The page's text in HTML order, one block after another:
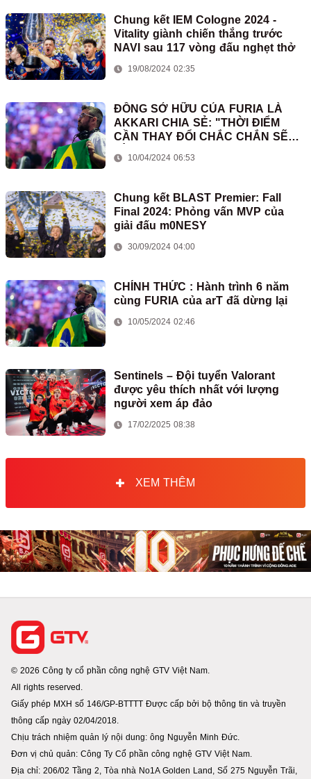
Chung kết IEM Cologne 2024 -
Vitality giành chiến thắng trước
NAVI sau 117 vòng đấu nghẹt thở
19/08/2024 02:35
ĐỒNG SỞ HỮU CỦA FURIA LÀ
AKKARI CHIA SẺ: "THỜI ĐIỂM
CẦN THAY ĐỔI CHẮC CHẮN SẼ
10/04/2024 06:53
Chung kết BLAST Premier: Fall
Final 2024: Phỏng vấn MVP của
giải đấu m0NESY
30/09/2024 04:00
CHÍNH THỨC : Hành trình 6 năm
cùng FURIA của arT đã dừng lại
10/05/2024 02:46
Sentinels – Đội tuyển Valorant
được yêu thích nhất với lượng
người xem áp đảo
17/02/2025 08:38
XEM THÊM
© 2026 Công ty cổ phần công nghệ GTV Việt Nam.
All rights reserved.
Giấy phép MXH số 146/GP-BTTTT Được cấp bởi bộ thông tin và truyền
thông cấp ngày 02/04/2018.
Chịu trách nhiệm quản lý nội dung: ông Nguyễn Minh Đức.
Đơn vị chủ quản: Công Ty Cổ phần công nghệ GTV Việt Nam.
Địa chỉ: 206/02 Tầng 2, Tòa nhà No1A Golden Land, Số 275 Nguyễn Trãi,